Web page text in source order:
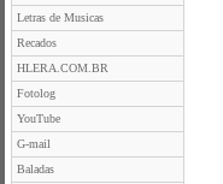
Letras de Musicas
Recados
HLERA.COM.BR
Fotolog
YouTube
G-mail
Baladas